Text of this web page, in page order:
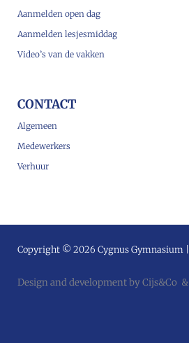
Aanmelden open dag
Aanmelden lesjesmiddag
Video’s van de vakken
CONTACT
Algemeen
Medewerkers
Verhuur
Copyright © 2026 Cygnus Gymnasium |
Design and development by Cijs&Co &